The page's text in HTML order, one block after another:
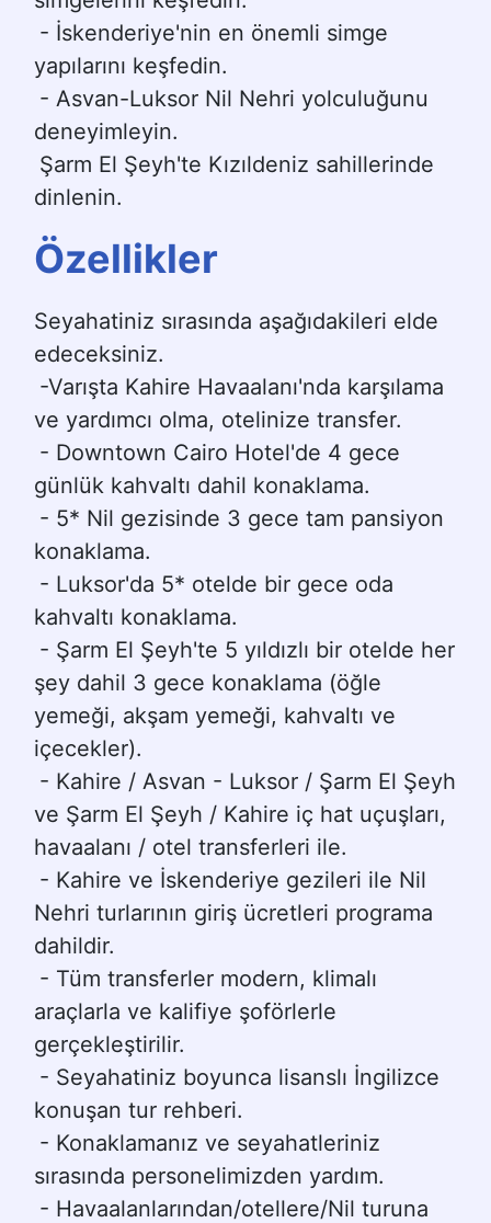
- İskenderiye'nin en önemli simge
yapılarını keşfedin.
- Asvan-Luksor Nil Nehri yolculuğunu
deneyimleyin.
Şarm El Şeyh'te Kızıldeniz sahillerinde
dinlenin.
Özellikler
Seyahatiniz sırasında aşağıdakileri elde
edeceksiniz.
-Varışta Kahire Havaalanı'nda karşılama
ve yardımcı olma, otelinize transfer.
- Downtown Cairo Hotel'de 4 gece
günlük kahvaltı dahil konaklama.
- 5* Nil gezisinde 3 gece tam pansiyon
konaklama.
- Luksor'da 5* otelde bir gece oda
kahvaltı konaklama.
- Şarm El Şeyh'te 5 yıldızlı bir otelde her
şey dahil 3 gece konaklama (öğle
yemeği, akşam yemeği, kahvaltı ve
içecekler).
- Kahire / Asvan - Luksor / Şarm El Şeyh
ve Şarm El Şeyh / Kahire iç hat uçuşları,
havaalanı / otel transferleri ile.
- Kahire ve İskenderiye gezileri ile Nil
Nehri turlarının giriş ücretleri programa
dahildir.
- Tüm transferler modern, klimalı
araçlarla ve kalifiye şoförlerle
gerçekleştirilir.
- Seyahatiniz boyunca lisanslı İngilizce
konuşan tur rehberi.
- Konaklamanız ve seyahatleriniz
sırasında personelimizden yardım.
- Havaalanlarından/otellere/Nil turuna